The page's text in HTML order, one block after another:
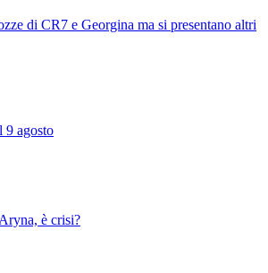
di CR7 e Georgina ma si presentano altri
9 agosto
è crisi?